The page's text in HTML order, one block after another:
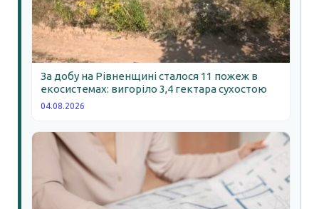
За добу на Рівненщині сталося 11 пожеж в
екосистемах: вигоріло 3,4 гектара сухостою
04.08.2026